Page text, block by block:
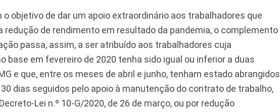
o objetivo de dar um apoio extraordinário aos trabalhadores que
redução de rendimento em resultado da pandemia, o complemento
passa, assim, a ser atribuído aos trabalhadores cuja
base em fevereiro de 2020 tenha sido igual ou inferior a duas
e que, entre os meses de abril e junho, tenham estado abrangidos
dias seguidos pelo apoio à manutenção do contrato de trabalho,
Lei n.º 10-G/2020, de 26 de março, ou por redução